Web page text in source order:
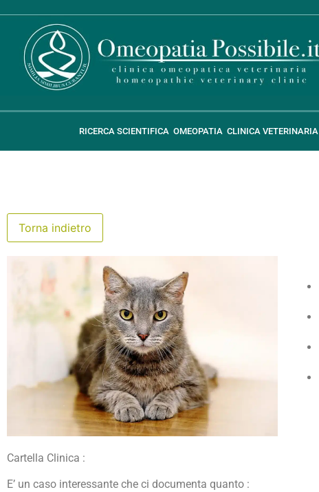
RICERCA SCIENTIFICA OMEOPATIA CLINICA VETERINARIA
Cartella Clinica :
E’ un caso interessante che ci documenta quanto :